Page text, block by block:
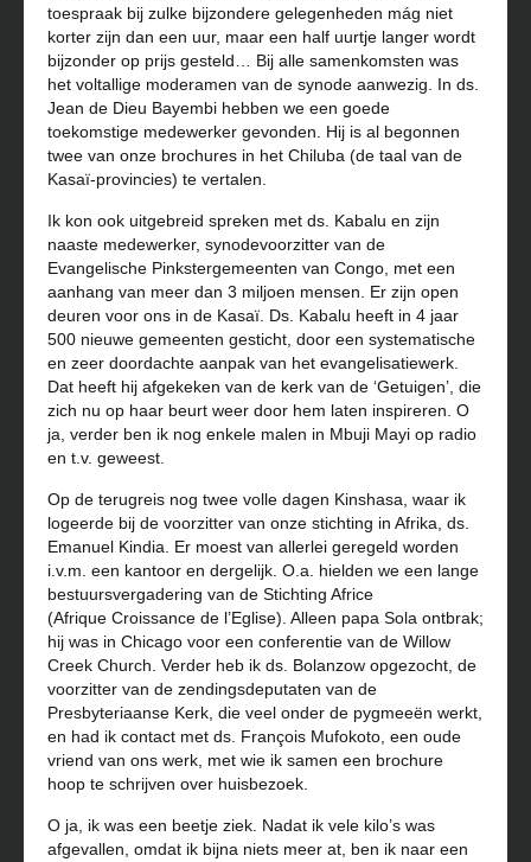
toespraak bij zulke bijzondere gelegenheden mág niet
korter zijn dan een uur, maar een half uurtje langer wordt
bijzonder op prijs gesteld… Bij alle samenkomsten was
het voltallige moderamen van de synode aanwezig. In ds.
Jean de Dieu Bayembi hebben we een goede
toekomstige medewerker gevonden. Hij is al begonnen
twee van onze brochures in het Chiluba (de taal van de
Kasaï-provincies) te vertalen.
Ik kon ook uitgebreid spreken met ds. Kabalu en zijn
naaste medewerker, synodevoorzitter van de
Evangelische Pinkstergemeenten van Congo, met een
aanhang van meer dan 3 miljoen mensen. Er zijn open
deuren voor ons in de Kasaï. Ds. Kabalu heeft in 4 jaar
500 nieuwe gemeenten gesticht, door een systematische
en zeer doordachte aanpak van het evangelisatiewerk.
Dat heeft hij afgekeken van de kerk van de ‘Getuigen’, die
zich nu op haar beurt weer door hem laten inspireren. O
ja, verder ben ik nog enkele malen in Mbuji Mayi op radio
en t.v. geweest.
Op de terugreis nog twee volle dagen Kinshasa, waar ik
logeerde bij de voorzitter van onze stichting in Afrika, ds.
Emanuel Kindia. Er moest van allerlei geregeld worden
i.v.m. een kantoor en dergelijk. O.a. hielden we een lange
bestuursvergadering van de Stichting Africe
(Afrique Croissance de l’Eglise). Alleen papa Sola ontbrak;
hij was in Chicago voor een conferentie van de Willow
Creek Church. Verder heb ik ds. Bolanzow opgezocht, de
voorzitter van de zendingsdeputaten van de
Presbyteriaanse Kerk, die veel onder de pygmeeën werkt,
en had ik contact met ds. François Mufokoto, een oude
vriend van ons werk, met wie ik samen een brochure
hoop te schrijven over huisbezoek.
O ja, ik was een beetje ziek. Nadat ik vele kilo’s was
afgevallen, omdat ik bijna niets meer at, ben ik naar een